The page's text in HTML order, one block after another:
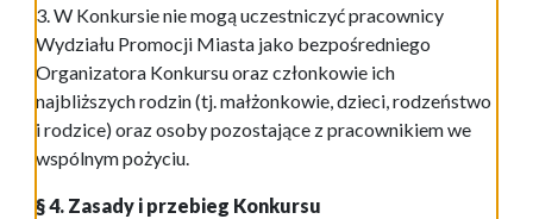
3. W Konkursie nie mogą uczestniczyć pracownicy
Wydziału Promocji Miasta jako bezpośredniego
Organizatora Konkursu oraz członkowie ich
najbliższych rodzin (tj. małżonkowie, dzieci, rodzeństwo
i rodzice) oraz osoby pozostające z pracownikiem we
wspólnym pożyciu.
§ 4. Zasady i przebieg Konkursu